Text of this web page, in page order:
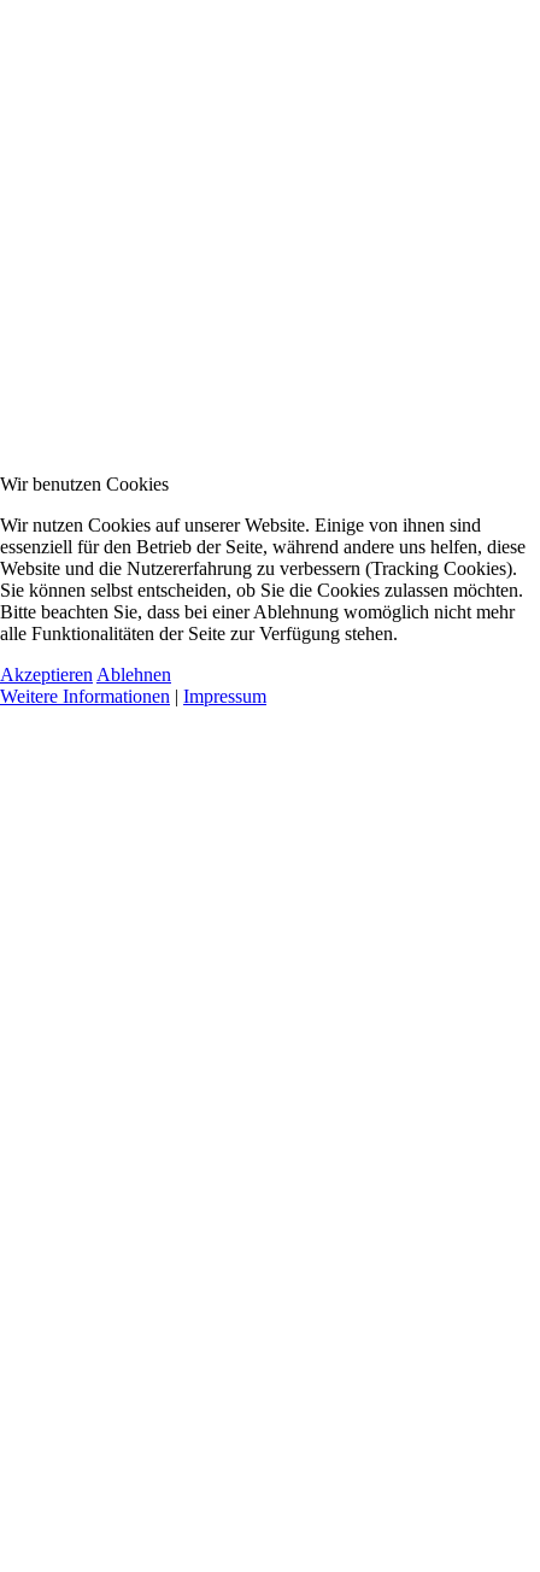
Wir benutzen Cookies
Wir nutzen Cookies auf unserer Website. Einige von ihnen sind
essenziell für den Betrieb der Seite, während andere uns helfen, diese
Website und die Nutzererfahrung zu verbessern (Tracking Cookies).
Sie können selbst entscheiden, ob Sie die Cookies zulassen möchten.
Bitte beachten Sie, dass bei einer Ablehnung womöglich nicht mehr
alle Funktionalitäten der Seite zur Verfügung stehen.
Akzeptieren Ablehnen
Weitere Informationen | Impressum